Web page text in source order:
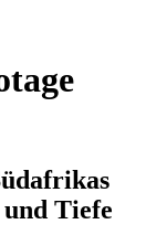
Tiefe